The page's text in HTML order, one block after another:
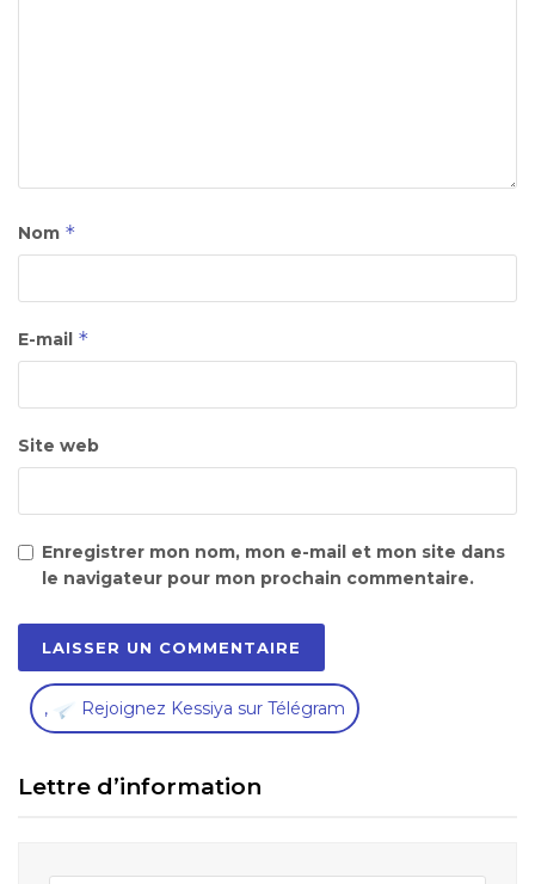
Nom *
E-mail *
Site web
Enregistrer mon nom, mon e-mail et mon site dans
le navigateur pour mon prochain commentaire.
, Rejoignez Kessiya sur Télégram
Lettre d’information